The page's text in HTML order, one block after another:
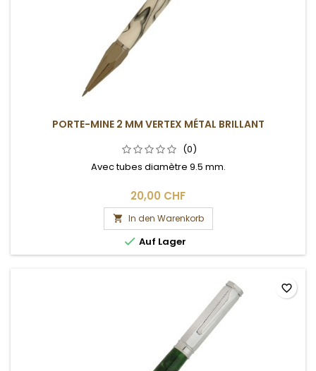
PORTE-MINE 2 MM VERTEX MÉTAL BRILLANT
(0)
Avec tubes diamètre 9.5 mm.
20,00 CHF
 In den Warenkorb
 Auf Lager
favorite_border